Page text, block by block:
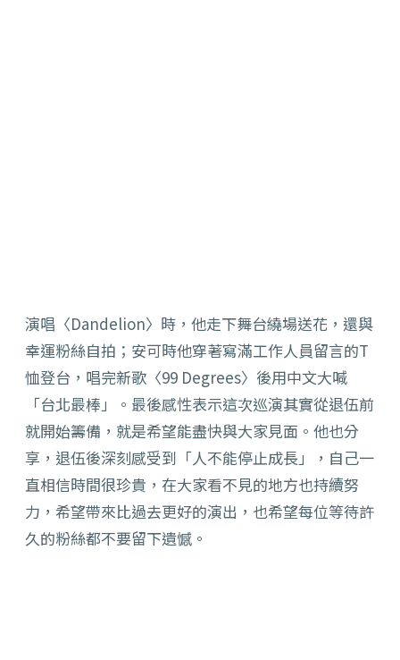
演唱〈Dandelion〉時，他走下舞台繞場送花， 還與
幸運粉絲自拍；安可時他穿著寫滿工作人員留言的T
恤登台， 唱完新歌〈99 Degrees〉後用中文大喊
「台北最棒」。 最後感性表示這次巡演其實從退伍前
就開始籌備， 就是希望能盡快與大家見面。他也分
享，退伍後深刻感受到「人不能停止成長」，自己一
直相信時間很珍貴， 在大家看不見的地方也持續努
力，希望帶來比過去更好的演出， 也希望每位等待許
久的粉絲都不要留下遺憾。